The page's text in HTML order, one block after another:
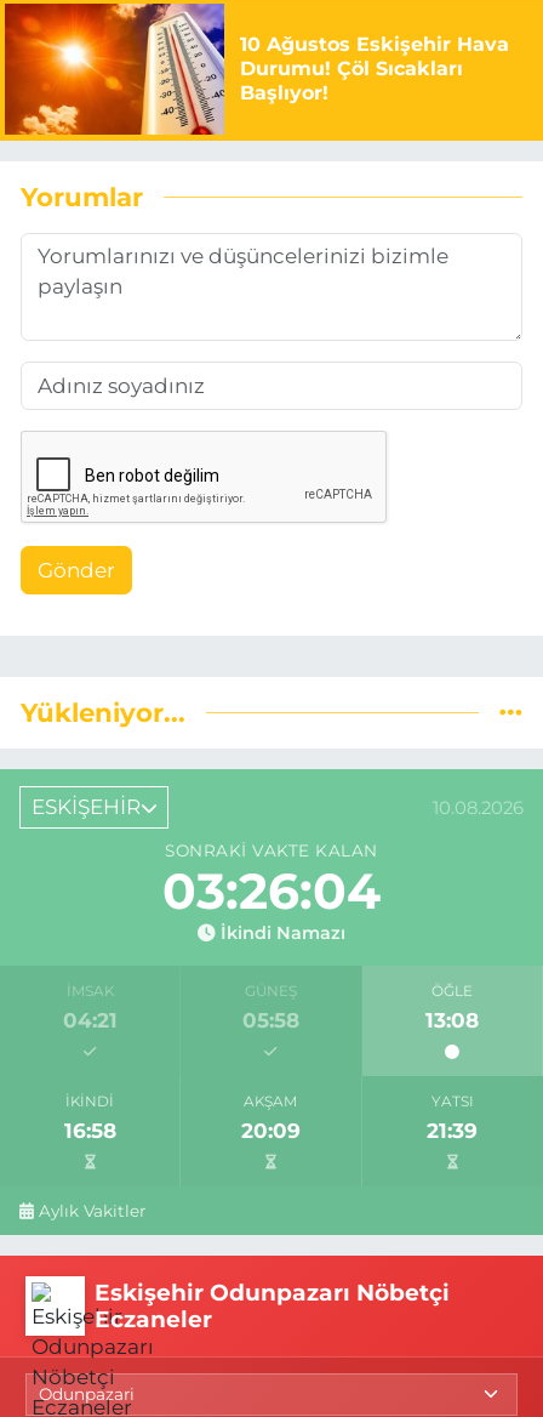
10 Ağustos Eskişehir Hava
Durumu! Çöl Sıcakları
Başlıyor!
Yorumlar
Gönder
Yükleniyor...
ESKİŞEHİR 10.08.2026
SONRAKI VAKTE KALAN
03:26:03
İkindi Namazı
İMSAK
04:21
GÜNEŞ
05:58
ÖĞLE
13:08
İKINDI
16:58
AKŞAM
20:09
YATSI
21:39
Aylık Vakitler
Eskişehir Odunpazarı Nöbetçi
Eczaneler